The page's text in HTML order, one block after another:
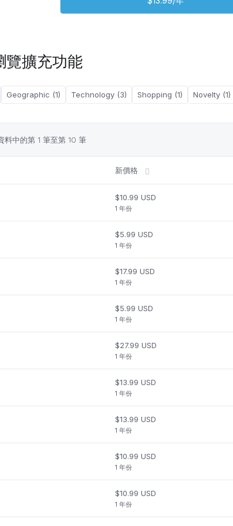
覽擴充功能
Geographic (1) Technology (3) Shopping (1) Novelty (1)
料中的第 1 筆至第 10 筆
新價格
$10.99 USD
1 年份
$5.99 USD
1 年份
$17.99 USD
1 年份
$5.99 USD
1 年份
$27.99 USD
1 年份
$13.99 USD
1 年份
$13.99 USD
1 年份
$10.99 USD
1 年份
$10.99 USD
1 年份